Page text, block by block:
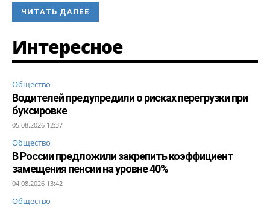
ЧИТАТЬ ДАЛЕЕ
Интересное
Общество
Водителей предупредили о рисках перегрузки при
буксировке
05.08.2026 12:37
Общество
В России предложили закрепить коэффициент
замещения пенсии на уровне 40%
04.08.2026 13:42
Общество